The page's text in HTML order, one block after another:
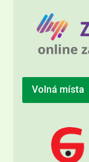
Volná místa